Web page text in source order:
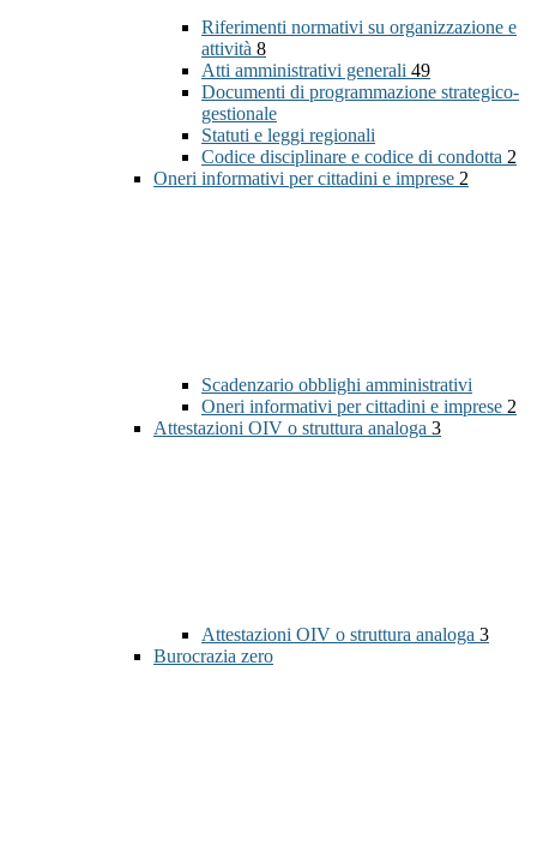
Riferimenti normativi su organizzazione e
attività 8
Atti amministrativi generali 49
Documenti di programmazione strategico-
gestionale
Statuti e leggi regionali
Codice disciplinare e codice di condotta 2
Oneri informativi per cittadini e imprese 2
Scadenzario obblighi amministrativi
Oneri informativi per cittadini e imprese 2
Attestazioni OIV o struttura analoga 3
Attestazioni OIV o struttura analoga 3
Burocrazia zero